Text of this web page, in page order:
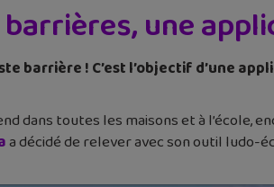
une
barrière ! C’est l’objectif d’une
dans toutes les maisons et à l’école,
a décidé de relever avec son outil ludo-